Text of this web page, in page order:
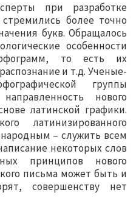
при разработке
более точно
букв. Обращалось
особенности
то есть их
и т.д. Ученые-
группы
нового
латинской графики.
латинизированного
– служить всем
некоторых слов
принципов нового
письма может быть и
совершенству нет